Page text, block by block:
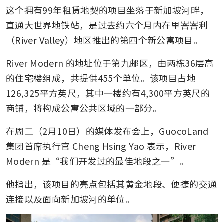
这个拥有99年租赁地契的项目坐落于新加坡河畔，
直通大世界地铁站，是过去约六个月内在里峇峇利
（River Valley）地区推出的第四个新公寓项目。
River Modern 的地址位于第九邮区，由两栋36层高
的住宅楼组成，共提供455个单位。该项目占地
126,325平方英尺，其中一楼约有4,300平方英尺的
商铺，将构成公寓公共区域的一部分。
在周二（2月10日）的媒体发布会上，GuocoLand
集团首席执行官 Cheng Hsing Yao 表示，River
Modern 是“我们开发过的最佳地段之一”。
他指出，该项目的亮点包括其黄金地段、便捷的交通
连接以及面向新加坡河的单位。